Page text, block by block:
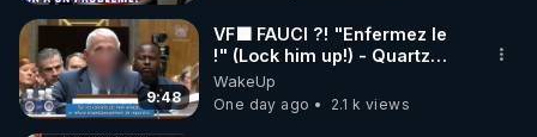
9:48
VF🟩 FAUCI ?! "Enfermez le
!" (Lock him up!) - Quartz
Traduction
WakeUp
One day ago
2.1 k views